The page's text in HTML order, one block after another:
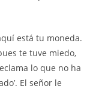
está tu moneda.
te tuve miedo,
lo que no ha
El señor le